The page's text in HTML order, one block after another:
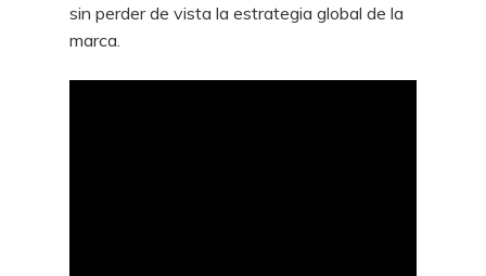
sin perder de vista la estrategia global de la
marca.